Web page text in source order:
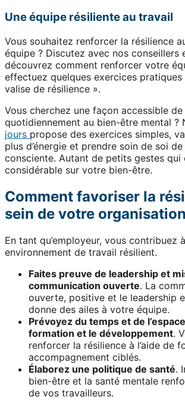
Une équipe résiliente au travail
Vous souhaitez renforcer la résilience
équipe ? Discutez avec nos conseillers
découvrez comment renforcer votre
effectuez quelques exercices pratiques
valise de résilience ».
Vous cherchez une façon accessible
quotidiennement au bien-être mental ?
jours propose des exercices simples,
plus d’énergie et prendre soin de soi
consciente. Autant de petits gestes qui
considérable sur votre bien-être.
Comment favoriser la
sein de votre
En tant qu’employeur, vous contribuez
environnement de travail résilient.
Faites preuve de leadership et
communication ouverte. La
ouverte, positive et le leadership
donne des ailes à votre équipe.
Prévoyez du temps et de
formation et le développement.
renforcer la résilience à l’aide de
accompagnement ciblés.
Élaborez une politique de santé.
bien-être et la santé mentale
de vos travailleurs.